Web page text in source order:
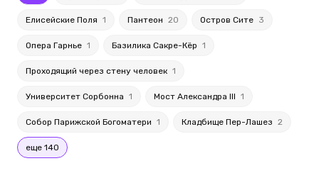
Елисейские Поля 1 Пантеон 20 Остров Сите 3
Опера Гарнье 1 Базилика Сакре-Кёр 1
Проходящий через стену человек 1
Университет Сорбонна 1 Мост Александра III 1
Собор Парижской Богоматери 1 Кладбище Пер-Лашез 2
еще 140